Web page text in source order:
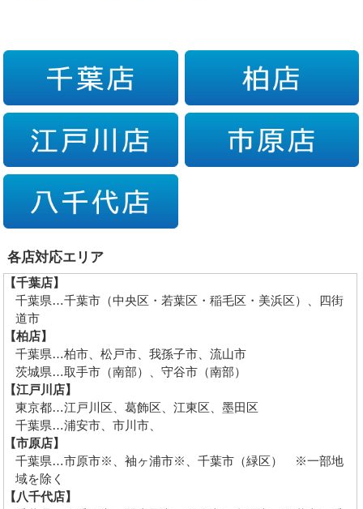
各店対応エリア
【千葉店】
千葉県…千葉市（中央区・若葉区・稲毛区・美浜区）、四街
道市
【柏店】
千葉県…柏市、松戸市、我孫子市、流山市
茨城県…取手市（南部）、守谷市（南部）
【江戸川店】
東京都…江戸川区、葛飾区、江東区、墨田区
千葉県…浦安市、市川市、
【市原店】
千葉県…市原市※、袖ヶ浦市※、千葉市（緑区） ※一部地
域を除く
【八千代店】